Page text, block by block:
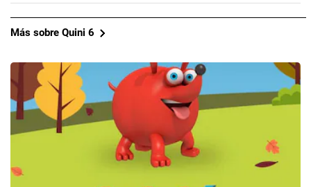
Más sobre Quini 6